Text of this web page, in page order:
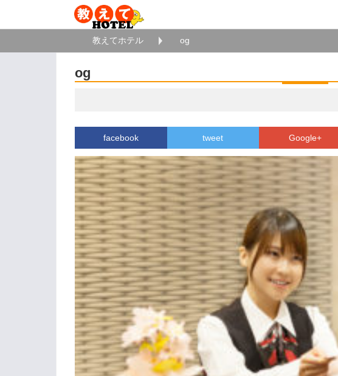
教えてホテル og
og
facebook tweet Google+